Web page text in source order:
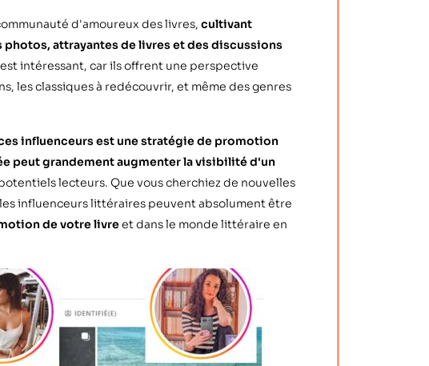
d'amoureux des livres, cultivant
attrayantes de livres et des discussions
intéressant, car ils offrent une perspective
les classiques à redécouvrir, et même des genres
influenceurs est une stratégie de promotion
peut grandement augmenter la visibilité d'un
lecteurs. Que vous cherchiez de nouvelles
influenceurs littéraires peuvent absolument être
de votre livreet dans le monde littéraire en